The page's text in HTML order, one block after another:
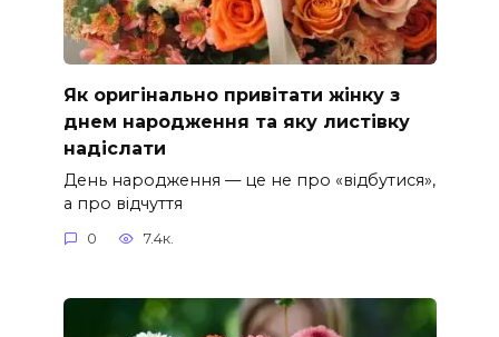
Як оригінально привітати жінку з
днем народження та яку листівку
надіслати
День народження — це не про «відбутися»,
а про відчуття
0 7.4к.